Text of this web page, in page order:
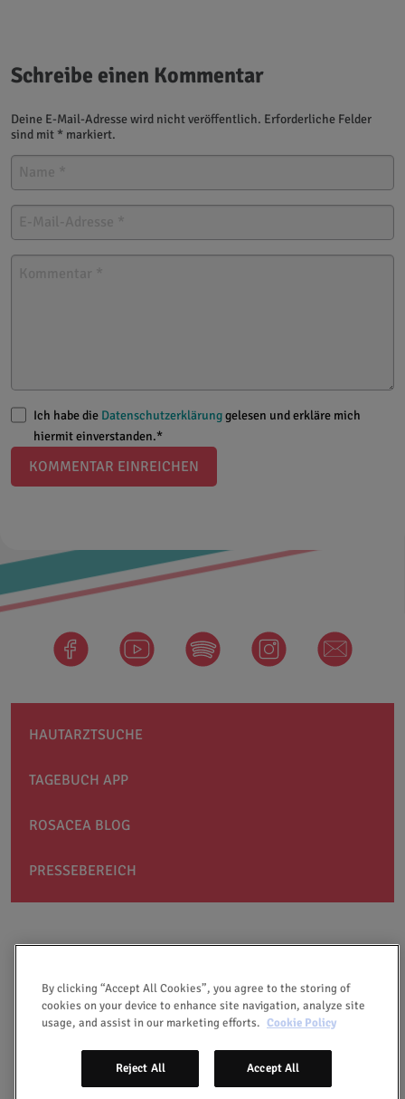
Schreibe einen Kommentar
Deine E-Mail-Adresse wird nicht veröffentlich. Erforderliche Felder
sind mit * markiert.
Ich habe die Datenschutzerklärunggelesen und erkläre mich
hiermit einverstanden.*
KOMMENTAR EINREICHEN
facebook Spotify instagram newsletter
HAUTARZTSUCHE
TAGEBUCH APP
ROSACEA BLOG
PRESSEBEREICH
By clicking “Accept All Cookies”, you agree to the storing of
cookies on your device to enhance site navigation, analyze site
usage, and assist in our marketing efforts. Cookie Policy
Reject All Accept All